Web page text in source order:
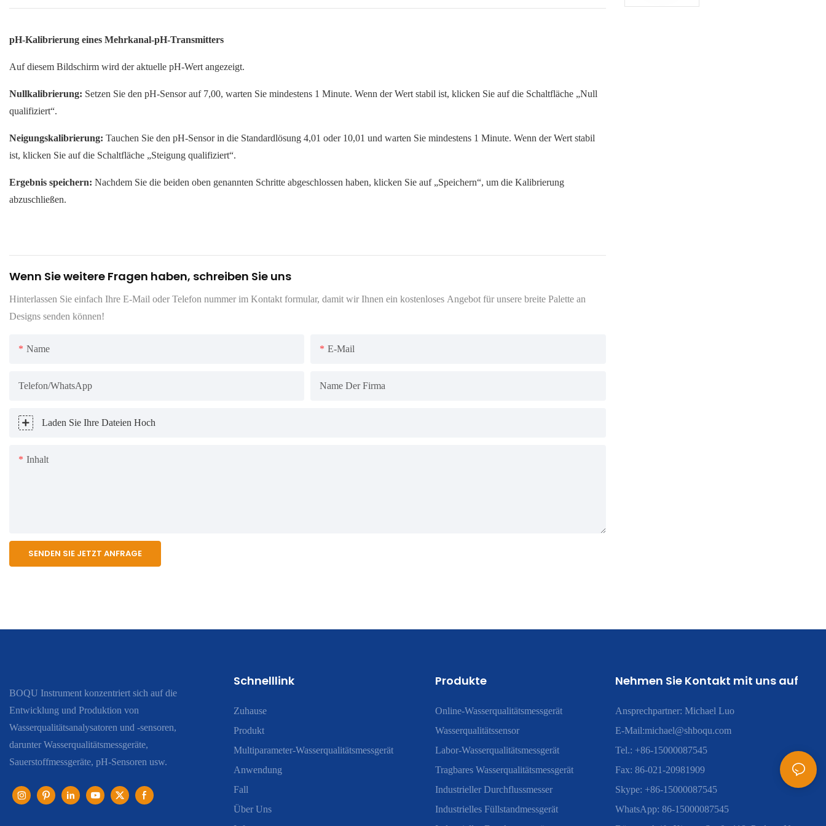
pH-Kalibrierung eines Mehrkanal-pH-Transmitters
Auf diesem Bildschirm wird der aktuelle pH-Wert angezeigt.
Nullkalibrierung: Setzen Sie den pH-Sensor auf 7,00, warten Sie mindestens 1 Minute. Wenn der Wert stabil ist, klicken Sie auf die Schaltfläche „Null
qualifiziert“.
Neigungskalibrierung: Tauchen Sie den pH-Sensor in die Standardlösung 4,01 oder 10,01 und warten Sie mindestens 1 Minute. Wenn der Wert stabil
ist, klicken Sie auf die Schaltfläche „Steigung qualifiziert“.
Ergebnis speichern: Nachdem Sie die beiden oben genannten Schritte abgeschlossen haben, klicken Sie auf „Speichern“, um die Kalibrierung
abzuschließen.
Wenn Sie weitere Fragen haben, schreiben Sie uns
Hinterlassen Sie einfach Ihre E-Mail oder Telefon nummer im Kontakt formular, damit wir Ihnen ein kostenloses Angebot für unsere breite Palette an
Designs senden können!
Name E-Mail
Telefon/WhatsApp Name Der Firma
Laden Sie Ihre Dateien Hoch
Inhalt
SENDEN SIE JETZT ANFRAGE
BOQU Instrument konzentriert sich auf die
Entwicklung und Produktion von
Wasserqualitätsanalysatoren und -sensoren,
darunter Wasserqualitätsmessgeräte,
Sauerstoffmessgeräte, pH-Sensoren usw.
Schnelllink
Zuhause
Produkt
Multiparameter-Wasserqualitätsmessgerät
Anwendung
Fall
Über Uns
Produkte
Online-Wasserqualitätsmessgerät
Wasserqualitätssensor
Labor-Wasserqualitätsmessgerät
Tragbares Wasserqualitätsmessgerät
Industrieller Durchflussmesser
Industrielles Füllstandmessgerät
Nehmen Sie Kontakt mit uns auf
Ansprechpartner: Michael Luo
E-Mail:michael@shboqu.com
Tel.: +86-15000087545
Fax: 86-021-20981909
Skype: +86-15000087545
WhatsApp: 86-15000087545